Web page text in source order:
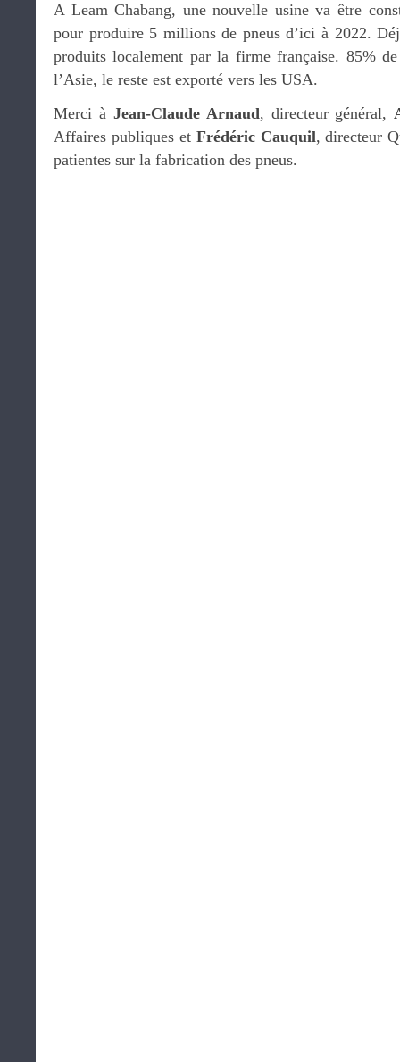
A Leam Chabang, une nouvelle usine va être
pour produire 5 millions de pneus d’ici à 2022.
produits localement par la firme française. 85%
l’Asie, le reste est exporté vers les USA.
Merci à Jean-Claude Arnaud, directeur général,
Affaires publiques et Frédéric Cauquil, directeur
patientes sur la fabrication des pneus.